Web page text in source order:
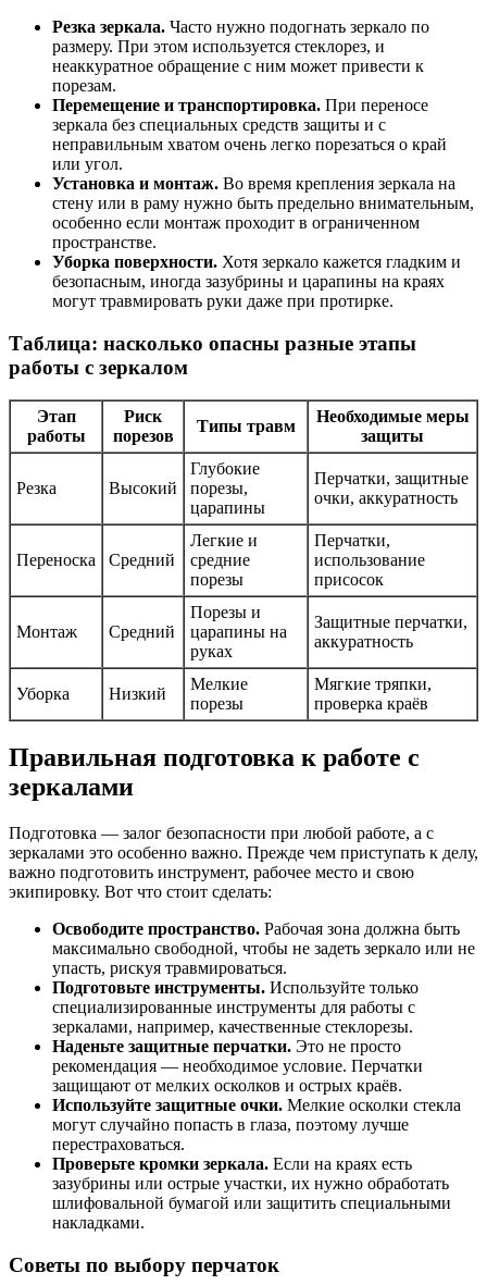
Резка зеркала. Часто нужно подогнать зеркало по
размеру. При этом используется стеклорез, и
неаккуратное обращение с ним может привести к
порезам.
Перемещение и транспортировка. При переносе
зеркала без специальных средств защиты и с
неправильным хватом очень легко порезаться о край
или угол.
Установка и монтаж. Во время крепления зеркала на
стену или в раму нужно быть предельно внимательным,
особенно если монтаж проходит в ограниченном
пространстве.
Уборка поверхности. Хотя зеркало кажется гладким и
безопасным, иногда зазубрины и царапины на краях
могут травмировать руки даже при протирке.
Таблица: насколько опасны разные этапы
работы с зеркалом
Этап
работы
Риск
порезов
Типы травм
Необходимые меры
защиты
Резка Высокий
Глубокие
порезы,
царапины
Перчатки, защитные
очки, аккуратность
Переноска Средний
Легкие и
средние
порезы
Перчатки,
использование
присосок
Монтаж Средний
Порезы и
царапины на
руках
Защитные перчатки,
аккуратность
Уборка Низкий
Мелкие
порезы
Мягкие тряпки,
проверка краёв
Правильная подготовка к работе с
зеркалами
Подготовка — залог безопасности при любой работе, а с
зеркалами это особенно важно. Прежде чем приступать к делу,
важно подготовить инструмент, рабочее место и свою
экипировку. Вот что стоит сделать:
Освободите пространство. Рабочая зона должна быть
максимально свободной, чтобы не задеть зеркало или не
упасть, рискуя травмироваться.
Подготовьте инструменты. Используйте только
специализированные инструменты для работы с
зеркалами, например, качественные стеклорезы.
Наденьте защитные перчатки. Это не просто
рекомендация — необходимое условие. Перчатки
защищают от мелких осколков и острых краёв.
Используйте защитные очки. Мелкие осколки стекла
могут случайно попасть в глаза, поэтому лучше
перестраховаться.
Проверьте кромки зеркала. Если на краях есть
зазубрины или острые участки, их нужно обработать
шлифовальной бумагой или защитить специальными
накладками.
Советы по выбору перчаток